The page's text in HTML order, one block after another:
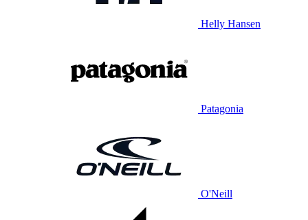
Helly Hansen
Patagonia
O'Neill